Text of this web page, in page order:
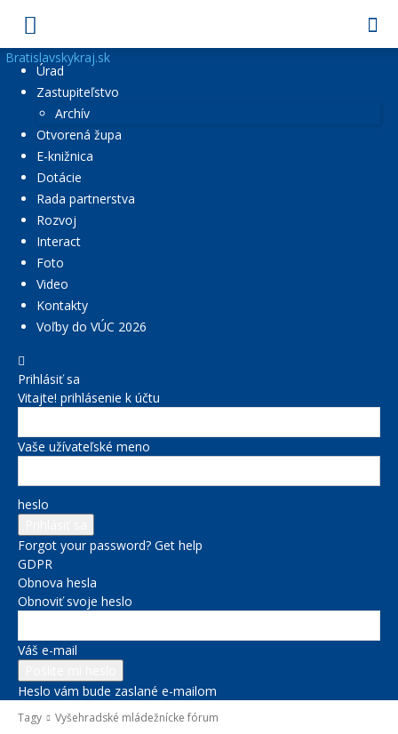
Bratislavskykraj.sk
Úrad
Zastupiteľstvo
Archív
Otvorená župa
E-knižnica
Dotácie
Rada partnerstva
Rozvoj
Interact
Foto
Video
Kontakty
Voľby do VÚC 2026
Prihlásiť sa
Vitajte! prihlásenie k účtu
Vaše užívateľské meno
heslo
Forgot your password? Get help
GDPR
Obnova hesla
Obnoviť svoje heslo
Váš e-mail
Heslo vám bude zaslané e-mailom
Tagy Vyšehradské mládežnícke fórum